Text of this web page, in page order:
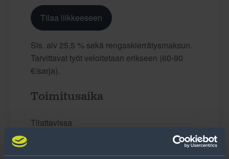
Tilaa liikkeeseen
Sis. alv 25,5 % sekä rengaskierrätysmaksun.
Tarvittavat työt veloitetaan erikseen (60-90
€/sarja).
Toimitusaika
Tilattavissa